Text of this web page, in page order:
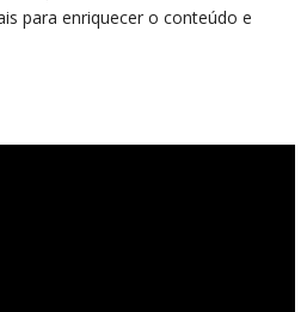
para enriquecer o conteúdo e